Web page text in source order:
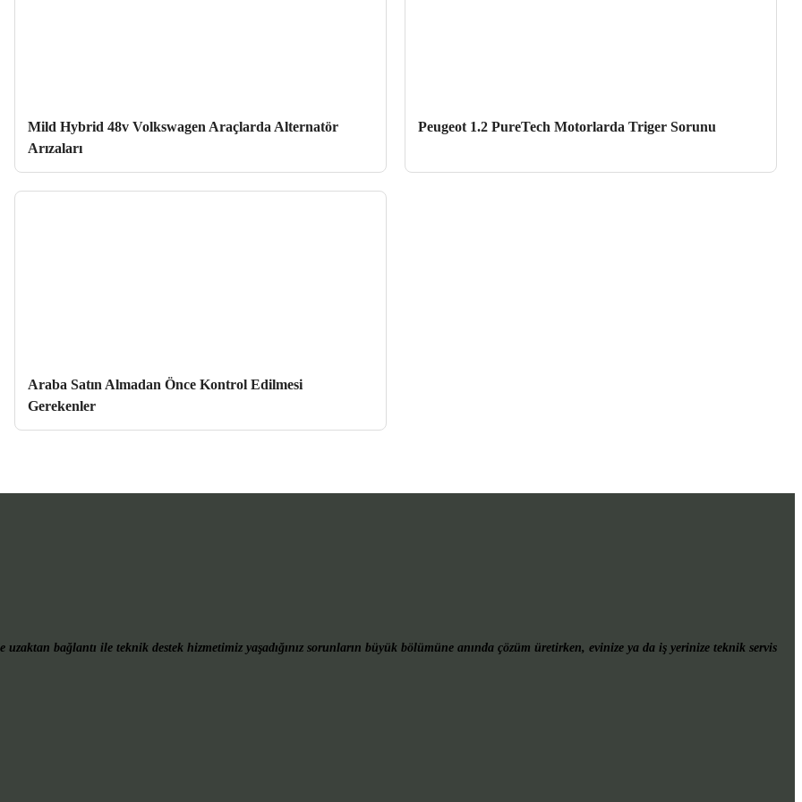
Mild Hybrid 48v Volkswagen Araçlarda Alternatör
Arızaları
Peugeot 1.2 PureTech Motorlarda Triger Sorunu
Araba Satın Almadan Önce Kontrol Edilmesi
Gerekenler
bağlantı ile teknik destek hizmetimiz yaşadığınız sorunların büyük bölümüne anında çözüm üretirken, evinize ya da iş yerinize teknik servis